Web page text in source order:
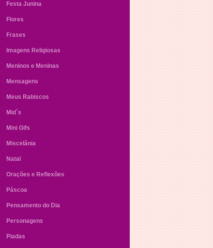
Festa Junina
Flores
Frases
Imagens Religiosas
Meninos e Meninas
Mensagens
Meus Rabiscos
Mid´s
Mini Gifs
Miscelânia
Natal
Orações e Reflexões
Páscoa
Pensamento do Dia
Personagens
Piadas